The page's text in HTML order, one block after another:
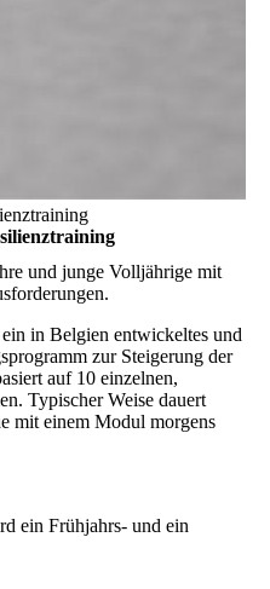
und junge Volljährige mit
in Belgien entwickeltes und
zur Steigerung der
auf 10 einzelnen,
Typischer Weise dauert
mit einem Modul morgens
ein Frühjahrs- und ein